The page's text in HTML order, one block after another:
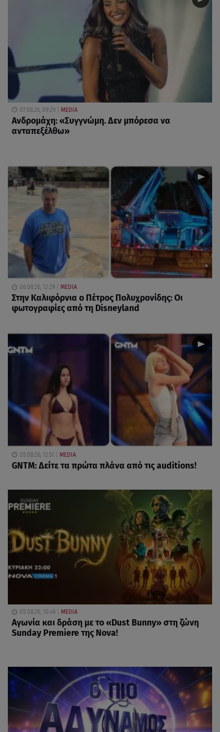
07.08.26, 09:29 MEDIA
Ανδρομάχη: «Συγγνώμη. Δεν μπόρεσα να
ανταπεξέλθω»
06.08.26, 12:29 MEDIA
Στην Καλιφόρνια ο Πέτρος Πολυχρονίδης: Οι
φωτογραφίες από τη Disneyland
05.08.26, 12:51 MEDIA
GNTM: Δείτε τα πρώτα πλάνα από τις auditions!
05.08.26, 10:46 MEDIA
Αγωνία και δράση με το «Dust Bunny» στη ζώνη
Sunday Premiere της Nova!